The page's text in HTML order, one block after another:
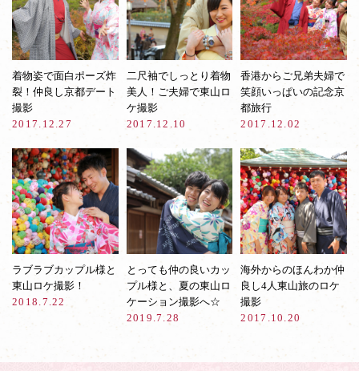
着物姿で面白ポーズ炸
裂！仲良し京都デート
撮影
2017.12.27
二尺袖でしっとり着物
美人！ご夫婦で東山ロ
ケ撮影
2017.12.10
香港からご兄弟夫婦で
笑顔いっぱいの記念京
都旅行
2017.12.02
ラブラブカップル様と
東山ロケ撮影！
2018.7.22
とっても仲の良いカッ
プル様と、夏の東山ロ
ケーション撮影へ☆
2019.7.28
海外からのほんわか仲
良し4人東山旅のロケ
撮影
2017.10.20